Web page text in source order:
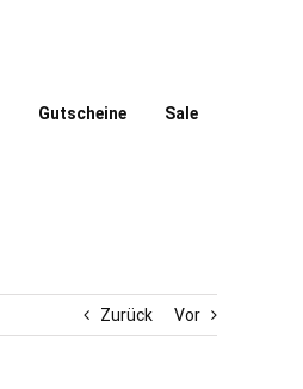
Gutscheine Sale
Zurück Vor